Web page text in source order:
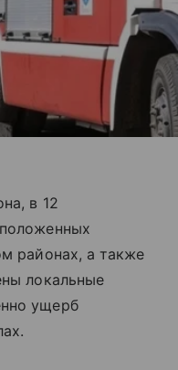
в 12
районах, а также
локальные
ущерб